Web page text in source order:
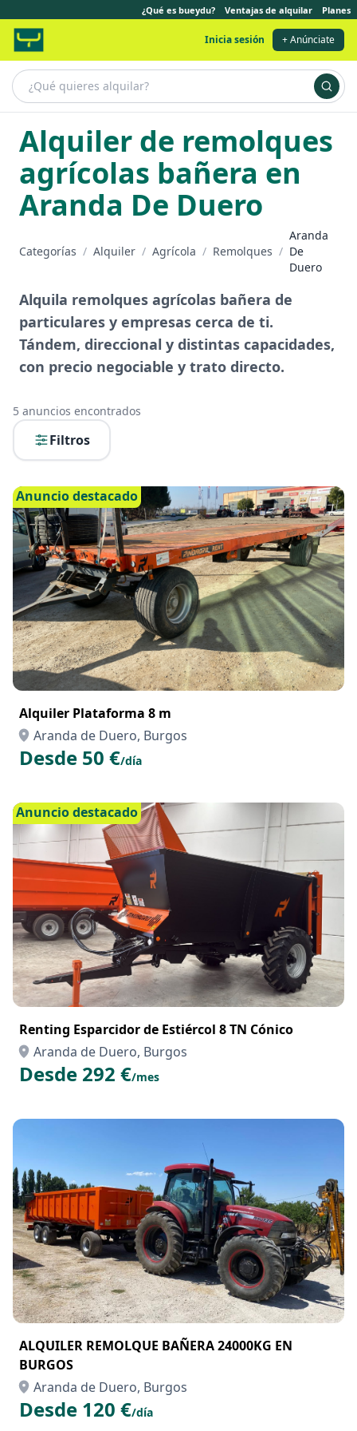
¿Qué es bueydu? Ventajas de alquilar Planes
Inicia sesión + Anúnciate
Alquiler de remolques
agrícolas bañera en
Aranda De Duero
Categorías / Alquiler / Agrícola / Remolques /
Aranda
De
Duero
Alquila remolques agrícolas bañera de
particulares y empresas cerca de ti.
Tándem, direccional y distintas capacidades,
con precio negociable y trato directo.
5 anuncios encontrados
Filtros
Anuncio destacado
Alquiler Plataforma 8 m
Aranda de Duero, Burgos
Desde 50 €/día
Anuncio destacado
Renting Esparcidor de Estiércol 8 TN Cónico
Aranda de Duero, Burgos
Desde 292 €/mes
ALQUILER REMOLQUE BAÑERA 24000KG EN
BURGOS
Aranda de Duero, Burgos
Desde 120 €/día